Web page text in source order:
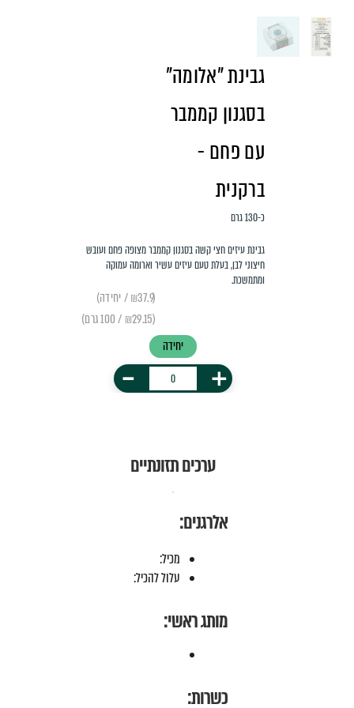
גבינת "אלומה"
בסגנון קממבר
עם פחם -
ברקנית
כ-130 גרם
גבינת עיזים חצי קשה בסגנון קממבר מצופה פחם ועובש
חיצוני לבן, בעלת טעם עיזים עשיר וארומה עמוקה
ומתמשכת.
(₪37.9 / יחידה)
(₪29.15 / 100 גרם)
יחידה
+
-
ערכים תזונתיים
אלרגנים:
מכיל:
עלול להכיל:
מותג ראשי:
כשרות: